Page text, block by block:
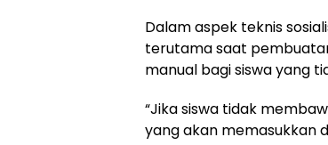
Dalam aspek teknis
terutama saat
manual bagi siswa yang
“Jika siswa tidak
yang akan memasukkan